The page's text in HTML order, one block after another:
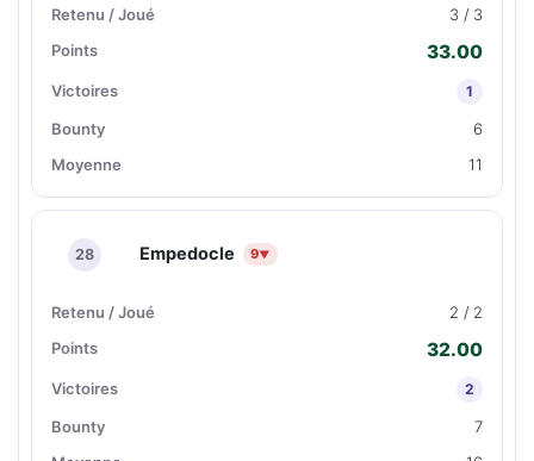
3 / 3
33.00
1
6
11
28 Empedocle 9▼
2 / 2
32.00
2
7